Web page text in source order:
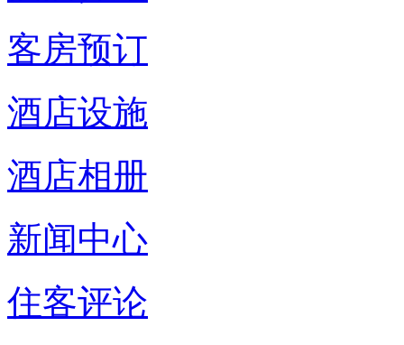
客房预订
酒店设施
酒店相册
新闻中心
住客评论